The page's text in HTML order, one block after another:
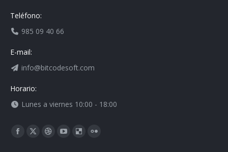
Teléfono:
985 09 40 66
E-mail:
info@bitcodesoft.com
Horario:
Lunes a viernes 10:00 - 18:00
Encuéntranos en:
Facebook
X
DribbbleYouTubeDelicious